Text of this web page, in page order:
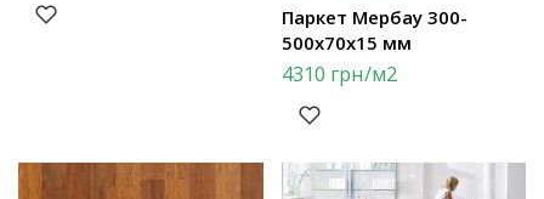
Паркет Мербау 300-
500х70х15 мм
4310 грн/м2